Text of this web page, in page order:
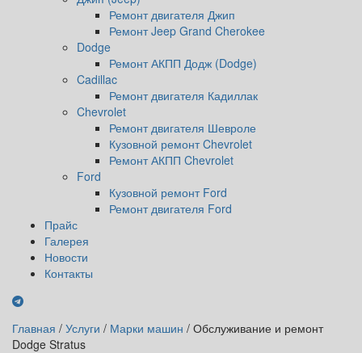
Ремонт двигателя Джип
Ремонт Jeep Grand Cherokee
Dodge
Ремонт АКПП Додж (Dodge)
Cadillac
Ремонт двигателя Кадиллак
Chevrolet
Ремонт двигателя Шевроле
Кузовной ремонт Chevrolet
Ремонт АКПП Chevrolet
Ford
Кузовной ремонт Ford
Ремонт двигателя Ford
Прайс
Галерея
Новости
Контакты
Главная / Услуги / Марки машин / Обслуживание и ремонт
Dodge Stratus